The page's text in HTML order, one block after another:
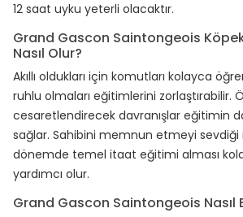
12 saat uyku yeterli olacaktır.
Grand Gascon Saintongeois Köpek
Nasıl Olur?
Akıllı oldukları için komutları kolayca
ruhlu olmaları eğitimlerini zorlaştırabilir.
cesaretlendirecek davranışlar eğitimin
sağlar. Sahibini memnun etmeyi sevdiği
dönemde temel itaat eğitimi alması
yardımcı olur.
Grand Gascon Saintongeois Nasıl